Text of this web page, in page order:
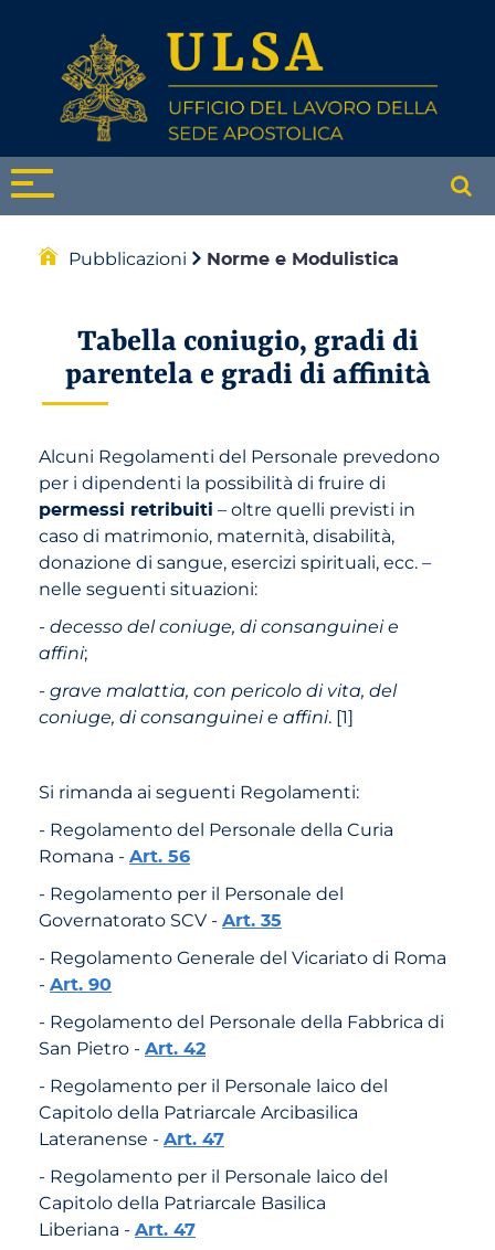
Pubblicazioni Norme e Modulistica
Tabella coniugio, gradi di
parentela e gradi di affinità
Alcuni Regolamenti del Personale prevedono
per i dipendenti la possibilità di fruire di
permessi retribuiti – oltre quelli previsti in
caso di matrimonio, maternità, disabilità,
donazione di sangue, esercizi spirituali, ecc. –
nelle seguenti situazioni:
-decesso del coniuge, di consanguinei e
affini;
-grave malattia, con pericolo di vita, del
coniuge, di consanguinei e affini. [1]
Si rimanda ai seguenti Regolamenti:
- Regolamento del Personale della Curia
Romana -Art. 56
- Regolamento per il Personale del
Governatorato SCV -Art. 35
- Regolamento Generale del Vicariato di Roma
-Art. 90
- Regolamento del Personale della Fabbrica di
San Pietro -Art. 42
- Regolamento per il Personale laico del
Capitolo della Patriarcale Arcibasilica
Lateranense -Art. 47
- Regolamento per il Personale laico del
Capitolo della Patriarcale Basilica
Liberiana -Art. 47